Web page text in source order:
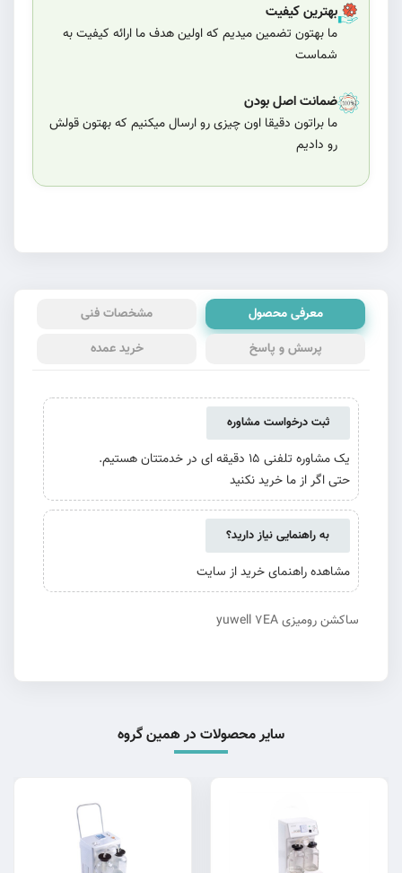
بهترین کیفیت
ما بهتون تضمین میدیم که اولین هدف ما ارائه کیفیت به
شماست
ضمانت اصل بودن
ما براتون دقیقا اون چیزی رو ارسال میکنیم که بهتون قولش
رو دادیم
معرفی محصول
مشخصات فنی
پرسش و پاسخ
خرید عمده
ثبت درخواست مشاوره
یک مشاوره تلفنی 15 دقیقه ای در خدمتتان هستیم.
حتی اگر از ما خرید نکنید
به راهنمایی نیاز دارید؟
مشاهده راهنمای خرید از سایت
ساکشن رومیزی yuwell 7EA
سایر محصولات در همین گروه